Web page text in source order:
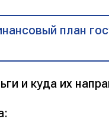
план
и куда их